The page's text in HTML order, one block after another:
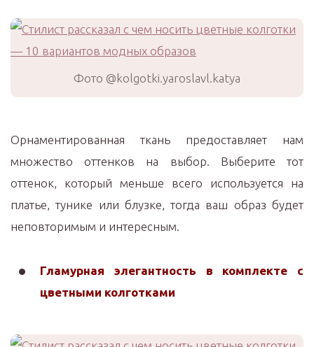
Фото @kolgotki.yaroslavl.katya
Орнаментированная ткань предоставляет нам
множество оттенков на выбор. Выберите тот
оттенок, который меньше всего используется на
платье, тунике или блузке, тогда ваш образ будет
неповторимым и интересным.
Гламурная элегантность в комплекте с
цветными колготками